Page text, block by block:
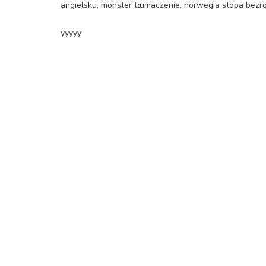
angielsku, monster tłumaczenie, norwegia stopa
yyyyy